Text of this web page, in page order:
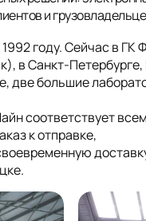
и
году. Сейчас в
в Санкт-
две большие
соответствует
к отправке,